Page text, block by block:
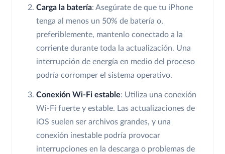
Carga la batería: Asegúrate de que tu iPhone
tenga al menos un 50% de batería o,
preferiblemente, mantenlo conectado a la
corriente durante toda la actualización. Una
interrupción de energía en medio del proceso
podría corromper el sistema operativo.
Conexión Wi-Fi estable: Utiliza una conexión
Wi-Fi fuerte y estable. Las actualizaciones de
iOS suelen ser archivos grandes, y una
conexión inestable podría provocar
interrupciones en la descarga o problemas de